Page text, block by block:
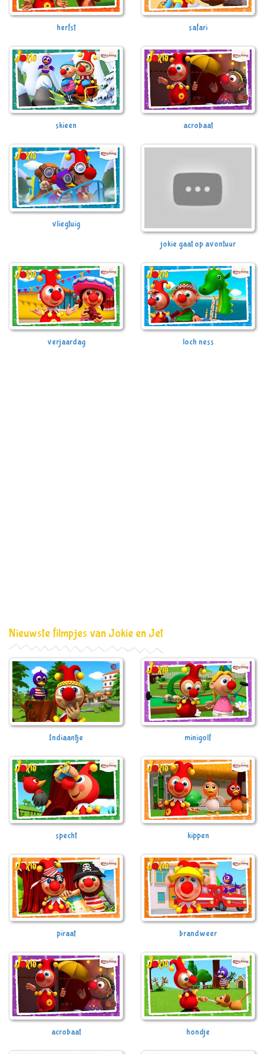
herfst safari
skieen acrobaat
vliegtuig
jokie gaat op avontuur
verjaardag loch ness
Nieuwste filmpjes van Jokie en Jet
Indiaantje minigolf
specht kippen
piraat brandweer
acrobaat hondje